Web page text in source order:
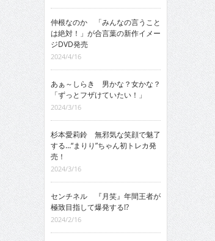
仲根なのか 「みんなの言うこと
は絶対！」が合言葉の新作イメー
ジDVD発売
2024/4/16
あぁ～しらき 男かな？女かな？
「ずっとフザけていたい！」
2024/3/16
杉本愛莉鈴 無邪気な笑顔で魅了
する…“まりり”ちゃん初トレカ発
売！
2024/3/16
センチネル 『月笑』年間王者が
極致目指して爆発する!?
2024/2/16